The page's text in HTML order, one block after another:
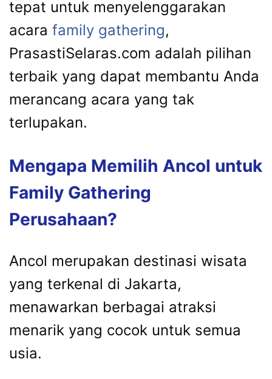
tepat untuk menyelenggarakan
acara family gathering,
PrasastiSelaras.com adalah pilihan
terbaik yang dapat membantu Anda
merancang acara yang tak
terlupakan.
Mengapa Memilih Ancol untuk
Family Gathering
Perusahaan?
Ancol merupakan destinasi wisata
yang terkenal di Jakarta,
menawarkan berbagai atraksi
menarik yang cocok untuk semua
usia.